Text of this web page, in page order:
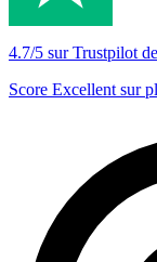
4.7/5 sur Trustpilot
Score Excellent sur